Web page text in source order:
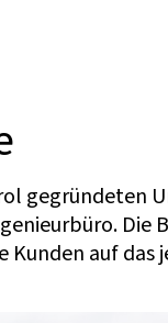
gegründeten
Die
Kunden auf